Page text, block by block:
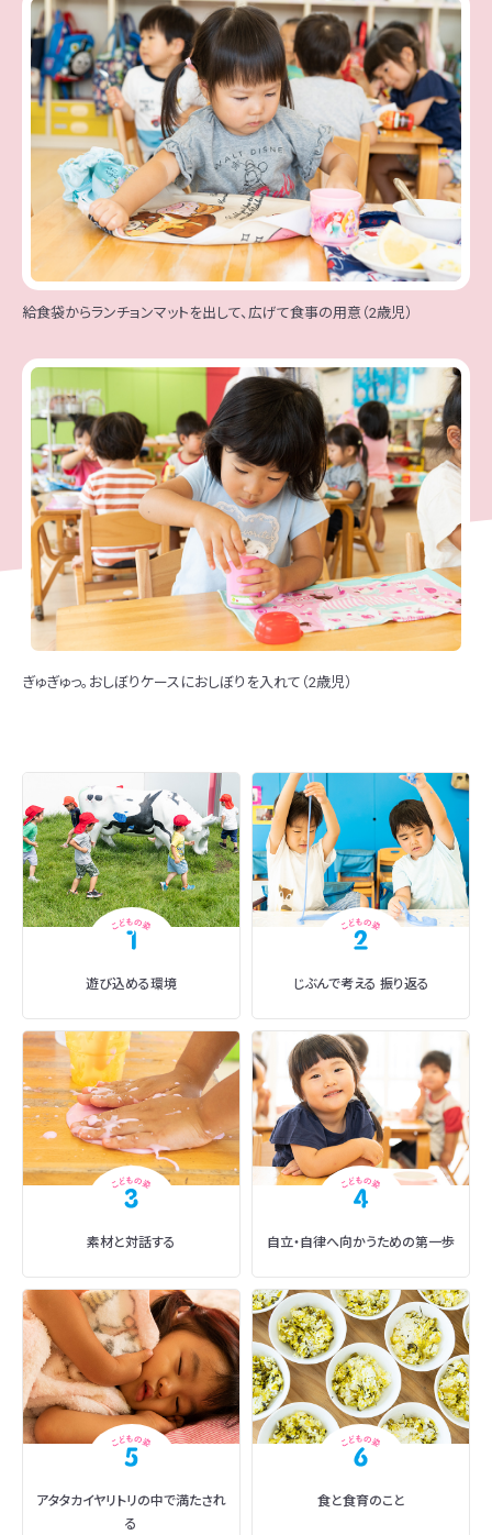
給食袋からランチョンマットを出して、広げて食事の用意（2歳児）
ぎゅぎゅっ。おしぼりケースにおしぼりを入れて（2歳児）
遊び込める環境 じぶんで考える 振り返る
素材と対話する 自立・自律へ向かうための第一歩
アタタカイヤリトリの中で満たされ
る
食と食育のこと